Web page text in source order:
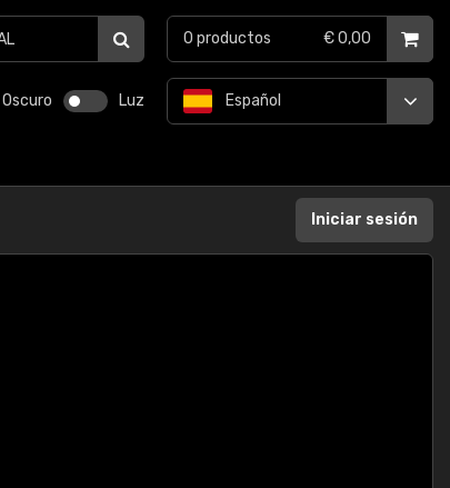
Oscuro Luz Español
0 productos € 0,00
Iniciar sesión